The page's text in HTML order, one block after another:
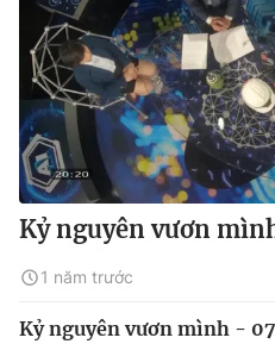
Kỷ nguyên vươn
1 năm trước
Kỷ nguyên vươn mình -